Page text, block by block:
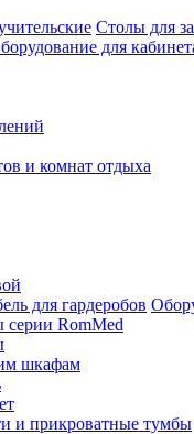
Столы для
для
и комнат отдыха
для гардеробов
RomMed
шкафам
и прикроватные тумбы